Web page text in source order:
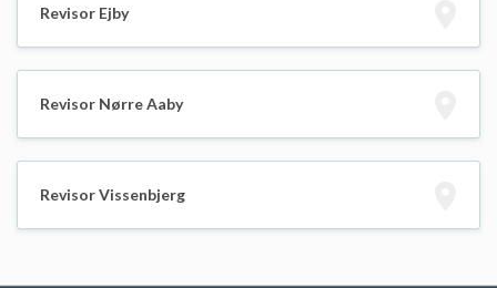
Revisor Ejby
Revisor Nørre Aaby
Revisor Vissenbjerg